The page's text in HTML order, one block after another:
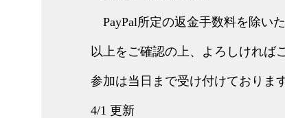
PayPal所定の返金手数料を除い
以上をご確認の上、よろしければ
参加は当日まで受け付けております
4/1 更新